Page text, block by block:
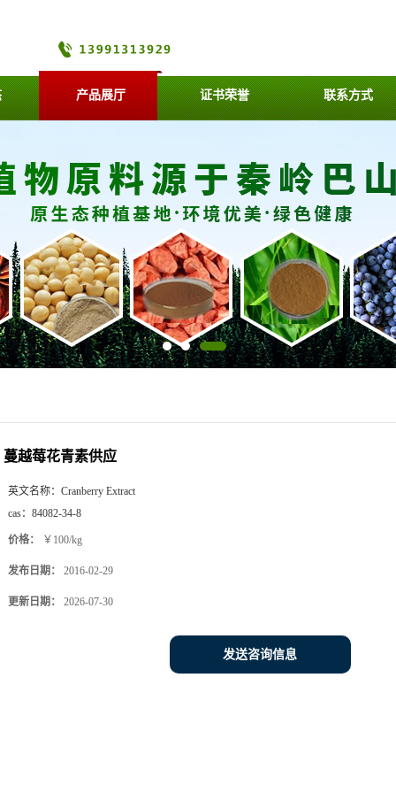
产品展厅 证书荣誉 联系方式
蔓越莓花青素供应
英文名称： Cranberry Extract
cas： 84082-34-8
价格： ￥100/kg
发布日期： 2016-02-29
更新日期： 2026-07-30
发送咨询信息